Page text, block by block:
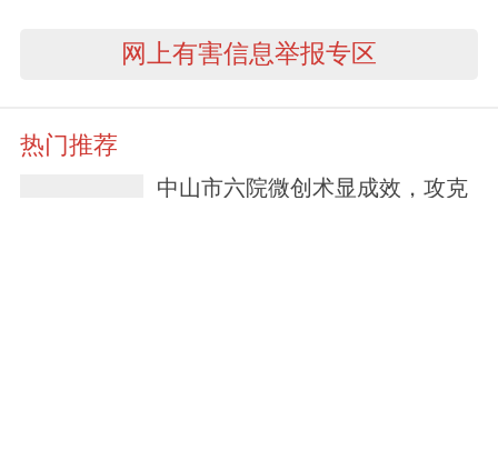
网上有害信息举报专区
热门推荐
中山市六院微创术显成效，攻克